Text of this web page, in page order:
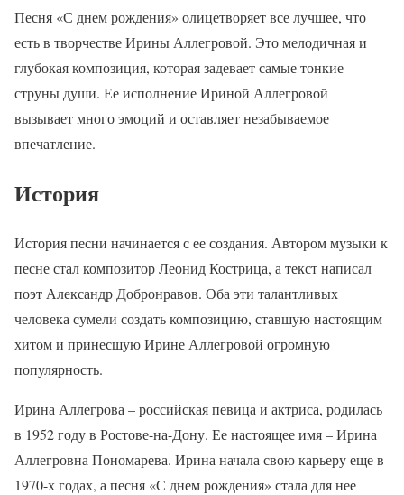
Песня «С днем рождения» олицетворяет все лучшее, что
есть в творчестве Ирины Аллегровой. Это мелодичная и
глубокая композиция, которая задевает самые тонкие
струны души. Ее исполнение Ириной Аллегровой
вызывает много эмоций и оставляет незабываемое
впечатление.
История
История песни начинается с ее создания. Автором музыки к
песне стал композитор Леонид Кострица, а текст написал
поэт Александр Добронравов. Оба эти талантливых
человека сумели создать композицию, ставшую настоящим
хитом и принесшую Ирине Аллегровой огромную
популярность.
Ирина Аллегрова – российская певица и актриса, родилась
в 1952 году в Ростове-на-Дону. Ее настоящее имя – Ирина
Аллегровна Пономарева. Ирина начала свою карьеру еще в
1970-х годах, а песня «С днем рождения» стала для нее